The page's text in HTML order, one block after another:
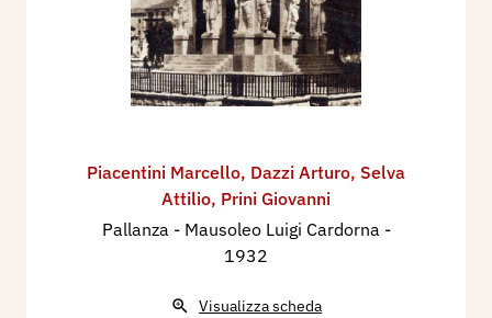
Piacentini Marcello, Dazzi Arturo, Selva
Attilio, Prini Giovanni
Pallanza - Mausoleo Luigi Cardorna -
1932
Visualizza scheda